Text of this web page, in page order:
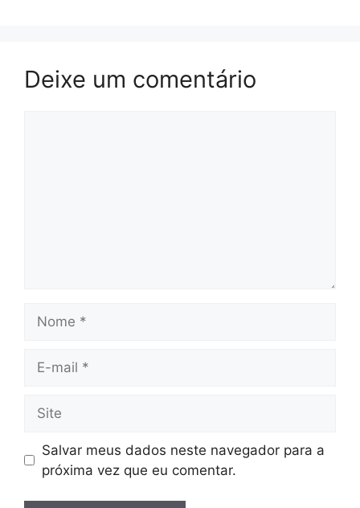
Deixe um comentário
mail
Salvar meus dados neste navegador para a
próxima vez que eu comentar.